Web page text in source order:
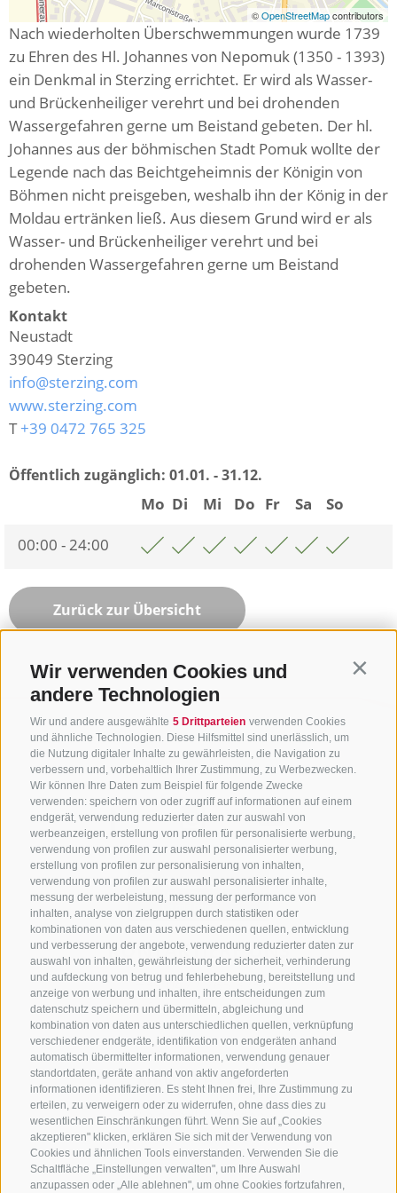
Wir verwenden Cookies und
andere Technologien
Wir und andere ausgewählte 5 Drittparteien verwenden Cookies
und ähnliche Technologien. Diese Hilfsmittel sind unerlässlich, um
die Nutzung digitaler Inhalte zu gewährleisten, die Navigation zu
verbessern und, vorbehaltlich Ihrer Zustimmung, zu Werbezwecken.
Wir können Ihre Daten zum Beispiel für folgende Zwecke
verwenden: speichern von oder zugriff auf informationen auf einem
endgerät, verwendung reduzierter daten zur auswahl von
werbeanzeigen, erstellung von profilen für personalisierte werbung,
verwendung von profilen zur auswahl personalisierter werbung,
erstellung von profilen zur personalisierung von inhalten,
verwendung von profilen zur auswahl personalisierter inhalte,
messung der werbeleistung, messung der performance von
inhalten, analyse von zielgruppen durch statistiken oder
kombinationen von daten aus verschiedenen quellen, entwicklung
und verbesserung der angebote, verwendung reduzierter daten zur
auswahl von inhalten, gewährleistung der sicherheit, verhinderung
und aufdeckung von betrug und fehlerbehebung, bereitstellung und
anzeige von werbung und inhalten, ihre entscheidungen zum
datenschutz speichern und übermitteln, abgleichung und
kombination von daten aus unterschiedlichen quellen, verknüpfung
verschiedener endgeräte, identifikation von endgeräten anhand
automatisch übermittelter informationen, verwendung genauer
standortdaten, geräte anhand von aktiv angeforderten
informationen identifizieren. Es steht Ihnen frei, Ihre Zustimmung zu
erteilen, zu verweigern oder zu widerrufen, ohne dass dies zu
wesentlichen Einschränkungen führt. Wenn Sie auf „Cookies
akzeptieren" klicken, erklären Sie sich mit der Verwendung von
Cookies und ähnlichen Tools einverstanden. Verwenden Sie die
Schaltfläche „Einstellungen verwalten", um Ihre Auswahl
anzupassen oder „Alle ablehnen", um ohne Cookies fortzufahren,
©OpenStreetMapcontributors
Nach wiederholten Überschwemmungen wurde 1739
zu Ehren des Hl. Johannes von Nepomuk (1350 - 1393)
ein Denkmal in Sterzing errichtet. Er wird als Wasser-
und Brückenheiliger verehrt und bei drohenden
Wassergefahren gerne um Beistand gebeten. Der hl.
Johannes aus der böhmischen Stadt Pomuk wollte der
Legende nach das Beichtgeheimnis der Königin von
Böhmen nicht preisgeben, weshalb ihn der König in der
Moldau ertränken ließ. Aus diesem Grund wird er als
Wasser- und Brückenheiliger verehrt und bei
drohenden Wassergefahren gerne um Beistand
gebeten.
Kontakt
Neustadt
39049 Sterzing
info@sterzing.com
www.sterzing.com
T+39 0472 765 325
Öffentlich zugänglich: 01.01. - 31.12.
Mo Di Mi Do Fr Sa
So
00:00 - 24:00
Zurück zur Übersicht
KONTAKTIERE UNS
+39 0472 765 325
info@sterzing.com
NEWSLETTER
Bleib am Laufenden